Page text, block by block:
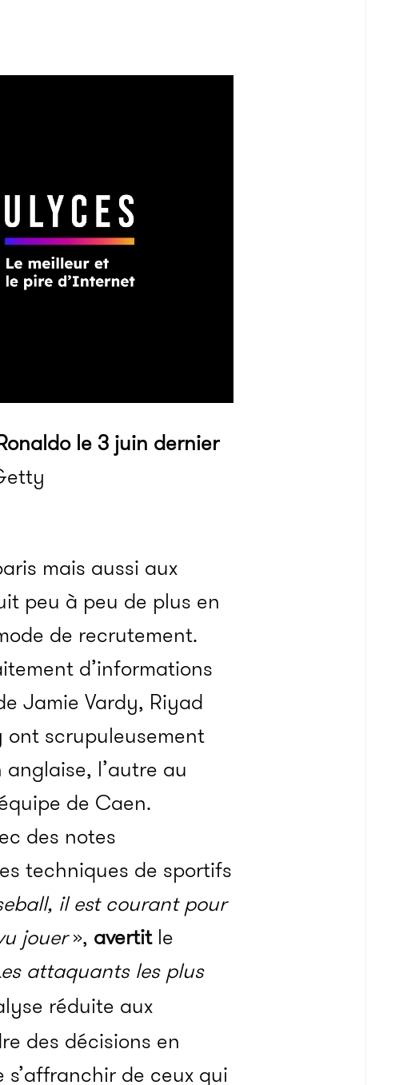
le 3 juin dernier
mais aussi aux
peu à peu de plus en
de recrutement.
d’informations
Jamie Vardy, Riyad
ont scrupuleusement
l’autre au
de Caen.
des notes
techniques de sportifs
il est courant pour
jouer», avertitle
attaquants les plus
réduite aux
des décisions en
de ceux qui